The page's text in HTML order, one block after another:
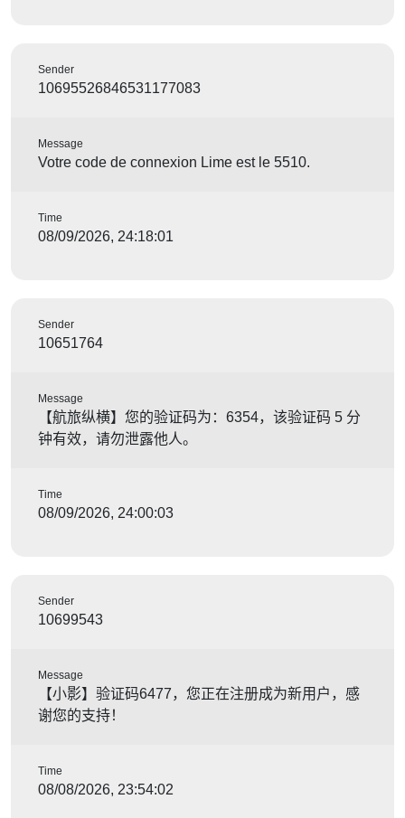
Sender
10695526846531177083
Message
Votre code de connexion Lime est le 5510.
Time
08/09/2026, 24:18:01
Sender
10651764
Message
【航旅纵横】您的验证码为：6354，该验证码 5 分
钟有效，请勿泄露他人。
Time
08/09/2026, 24:00:03
Sender
10699543
Message
【小影】验证码6477，您正在注册成为新用户，感
谢您的支持！
Time
08/08/2026, 23:54:02